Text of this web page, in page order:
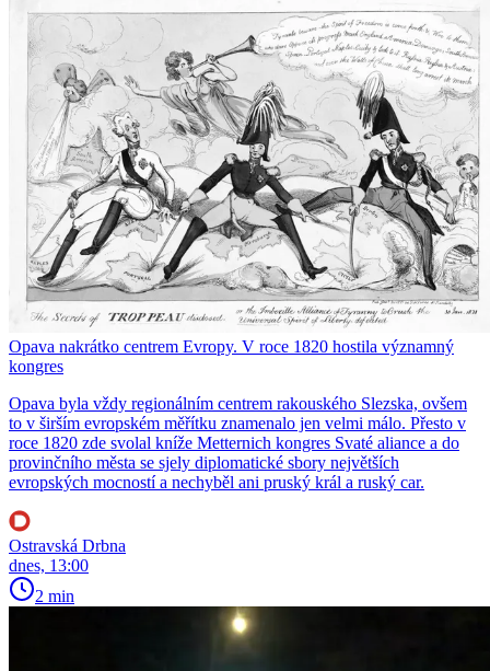
Opava nakrátko centrem Evropy. V roce 1820 hostila významný
kongres
Opava byla vždy regionálním centrem rakouského Slezska, ovšem
to v širším evropském měřítku znamenalo jen velmi málo. Přesto v
roce 1820 zde svolal kníže Metternich kongres Svaté aliance a do
provinčního města se sjely diplomatické sbory největších
evropských mocností a nechyběl ani pruský král a ruský car.
Ostravská Drbna
dnes, 13:00
2 min